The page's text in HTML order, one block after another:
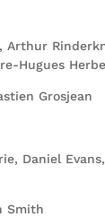
Arthur
Hugues
Grosjean
Daniel
Smith